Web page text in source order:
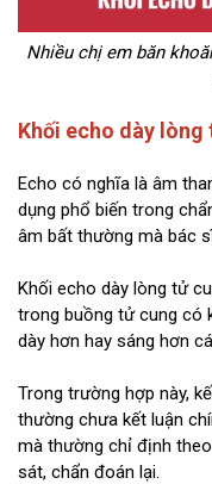
Nhiều chị em băn
Khối echo dày lòng
Echo có nghĩa là âm
dụng phổ biến trong
âm bất thường mà bác
Khối echo dày lòng tử
trong buồng tử cung có
dày hơn hay sáng hơn
Trong trường hợp này,
thường chưa kết luận
mà thường chỉ định
sát, chẩn đoán lại.